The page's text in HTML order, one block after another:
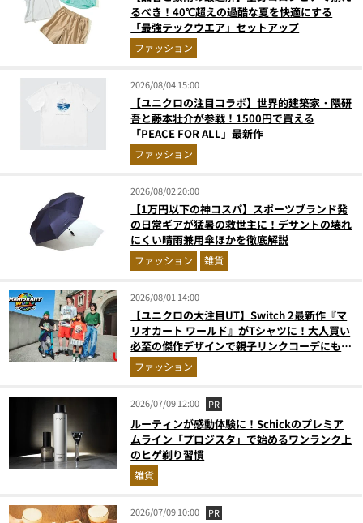
るべき！40℃超えの過酷な夏を快適にする
「最強テックウエア」セットアップ
ファッション
2026/08/04 15:00
【ユニクロの注目コラボ】世界的建築家・隈研
吾と藤本壮介が参戦！1500円で買える
「PEACE FOR ALL」最新作
ファッション
2026/08/02 20:00
【1万円以下の神コスパ】スポーツブランド発
の日常ギアが猛暑の救世主に！デサントの壊れ
にくい晴雨兼用傘ほかを徹底解説
ファッション 雑貨
2026/08/01 14:00
【ユニクロの大注目UT】Switch 2最新作『マ
リオカート ワールド』がTシャツに！大人買い
必至の傑作デザインで親子リンクコーデにも最
適ファッション
2026/07/09 12:00 PR
ルーティンが感動体験に！Schickのプレミア
ムライン「プロジスタ」で始めるワンランク上
のヒゲ剃り習慣
雑貨
2026/07/09 10:00 PR